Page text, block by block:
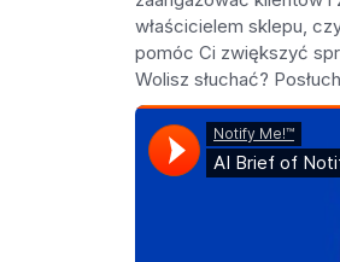
właścicielem sklepu,
pomóc Ci zwiększyć
Wolisz słuchać?